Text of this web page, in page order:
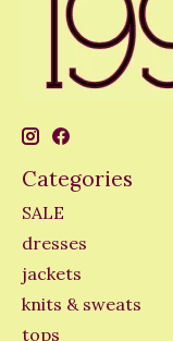
Categories
SALE
dresses
jackets
knits & sweats
tops